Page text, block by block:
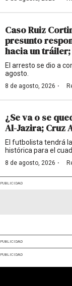
Caso Ruiz
presunto
hacia un
El arresto se dio a
agosto.
8 de agosto, 2026 ·
¿Se va o se
Al-Jazira; Cruz
El futbolista tendrá
histórica para el
8 de agosto, 2026 ·
PUBLICIDAD
PUBLICIDAD
PUBLICIDAD